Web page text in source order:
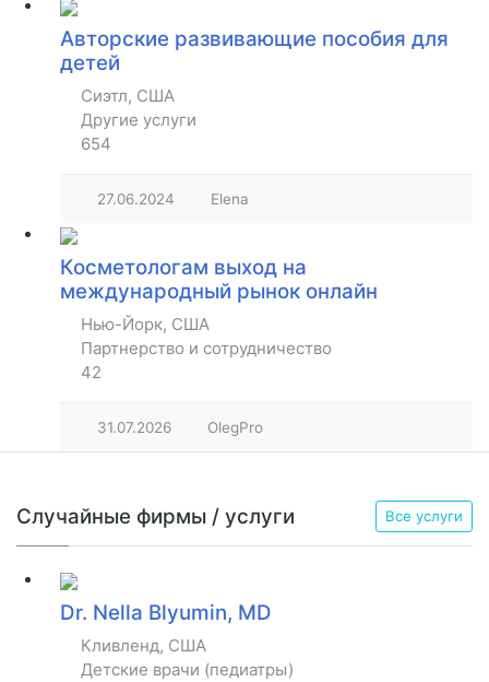
Авторские развивающие пособия для
детей
Сиэтл, США
Другие услуги
654
27.06.2024 Elena
Косметологам выход на
международный рынок онлайн
Нью-Йорк, США
Партнерство и сотрудничество
42
31.07.2026 OlegPro
Случайные фирмы / услуги Все услуги
Dr. Nella Blyumin, MD
Кливленд, США
Детские врачи (педиатры)